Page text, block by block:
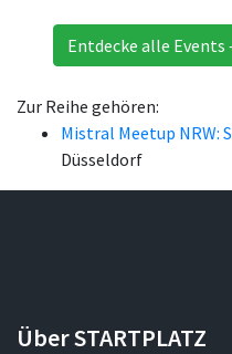
Entdecke alle Events
Zur Reihe gehören:
Mistral Meetup NRW:
Düsseldorf
Über STARTPLATZ